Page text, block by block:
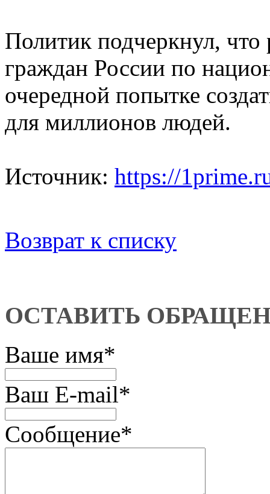
Политик подчеркнул,
граждан России по
очередной попытке
для миллионов людей.
Источник: https://
Возврат к списку
ОСТАВИТЬ
Ваше имя*
Ваш E-mail*
Сообщение*